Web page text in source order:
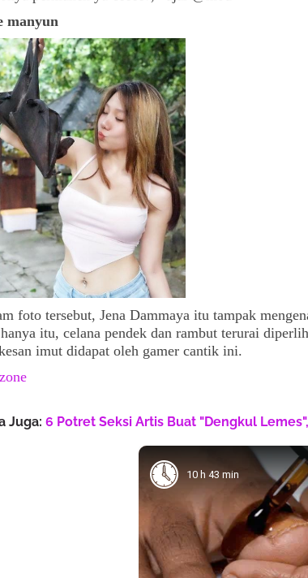
manyun
foto tersebut, Jena Dammaya itu tampak
itu, celana pendek dan rambut terurai
imut didapat oleh gamer cantik ini.
Juga: 6 Potret Seksi Artis Buat "Dengkul
10 h 43 min